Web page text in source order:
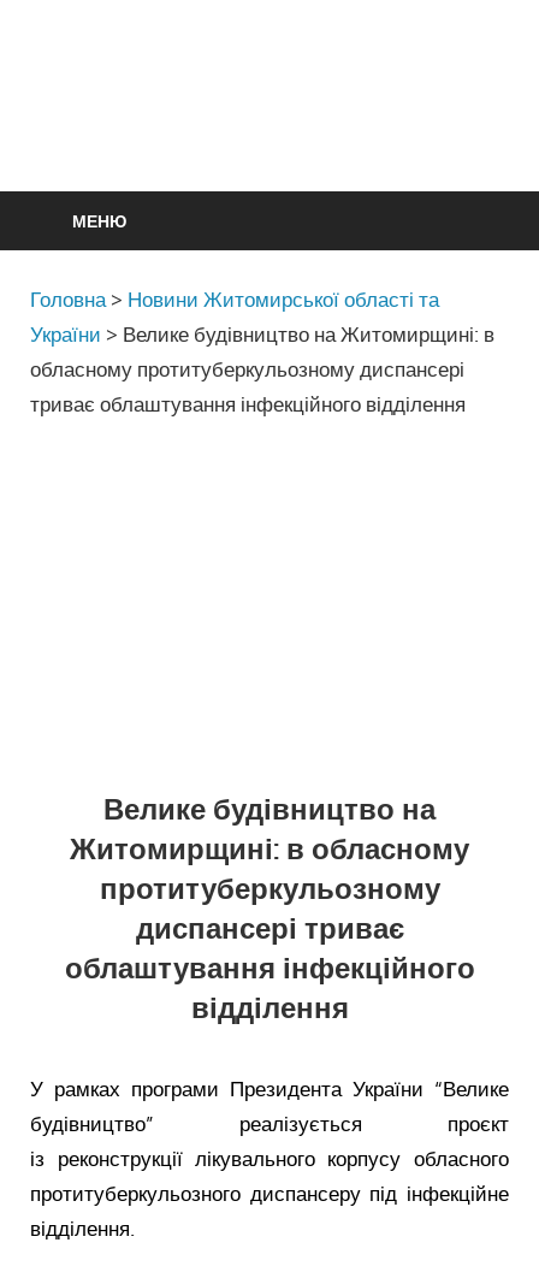
МЕНЮ
Головна > Новини Житомирської області та
України > Велике будівництво на Житомирщині: в
обласному протитуберкульозному диспансері
триває облаштування інфекційного відділення
Велике будівництво на
Житомирщині: в обласному
протитуберкульозному
диспансері триває
облаштування інфекційного
відділення
У рамках програми Президента України “Велике
будівництво” реалізується проєкт
із реконструкції лікувального корпусу обласного
протитуберкульозного диспансеру під інфекційне
відділення.